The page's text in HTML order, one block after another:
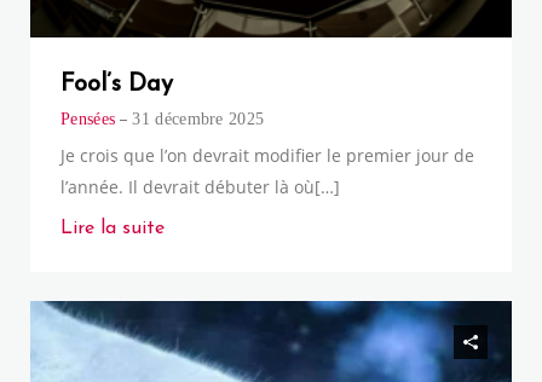
Fool’s Day
Pensées 31 décembre 2025
Je crois que l’on devrait modifier le premier jour de
l’année. Il devrait débuter là où[…]
Lire la suite